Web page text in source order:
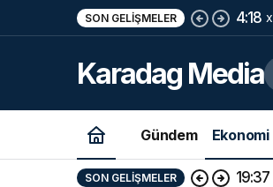
SON GELIŞMELER 4:18 x
Karadag Media
Gündem Ekonomi
SON GELIŞMELER 19:37